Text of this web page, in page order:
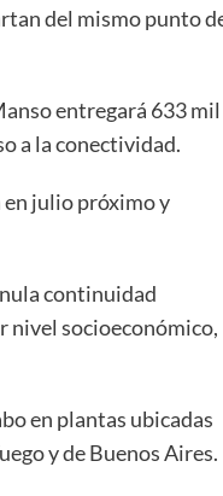
del mismo punto
entregará 633 mil
a la conectividad.
en julio próximo y
continuidad
nivel socioeconómico,
en plantas ubicadas
y de Buenos Aires.